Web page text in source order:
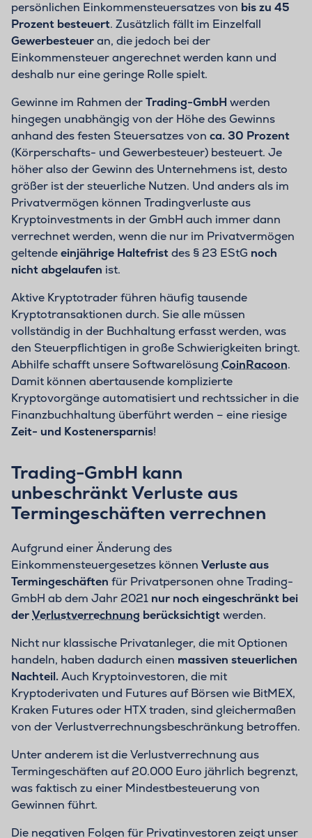
persönlichen Einkommensteuersatzes von bis zu 45
Prozent besteuert. Zusätzlich fällt im Einzelfall
Gewerbesteueran, die jedoch bei der
Einkommensteuer angerechnet werden kann und
deshalb nur eine geringe Rolle spielt.
Gewinne im Rahmen derTrading-GmbH werden
hingegen unabhängig von der Höhe des Gewinns
anhand des festen Steuersatzes von ca. 30 Prozent
(Körperschafts- und Gewerbesteuer) besteuert. Je
höher also der Gewinn des Unternehmens ist, desto
größer ist der steuerliche Nutzen. Und anders als im
Privatvermögen können Tradingverluste aus
Kryptoinvestments in der GmbH auch immer dann
verrechnet werden, wenn die nur im Privatvermögen
geltendeeinjährige Haltefristdes § 23 EStG noch
nicht abgelaufen ist.
Aktive Kryptotrader führen häufig tausende
Kryptotransaktionen durch. Sie alle müssen
vollständig in der Buchhaltung erfasst werden, was
den Steuerpflichtigen in große Schwierigkeiten bringt.
Abhilfe schafft unsere Softwarelösung CoinRacoon.
Damit können abertausende komplizierte
Kryptovorgänge automatisiert und rechtssicher in die
Finanzbuchhaltung überführt werden – eine riesige
Zeit- und Kostenersparnis!
Trading-GmbH kann
unbeschränkt Verluste aus
Termingeschäften verrechnen
Aufgrund einer Änderung des
Einkommensteuergesetzes können Verluste aus
Termingeschäften für Privatpersonen ohne Trading-
GmbH ab dem Jahr 2021 nur noch eingeschränkt bei
derVerlustverrechnung berücksichtigtwerden.
Nicht nur klassische Privatanleger, die mit Optionen
handeln, haben dadurch einen massiven steuerlichen
Nachteil.Auch Kryptoinvestoren, die mit
Kryptoderivaten und Futures auf Börsen wie BitMEX,
Kraken Futures oder HTX traden, sind gleichermaßen
von der Verlustverrechnungsbeschränkung betroffen.
Unter anderem ist die Verlustverrechnung aus
Termingeschäften auf 20.000 Euro jährlich begrenzt,
was faktisch zu einer Mindestbesteuerung von
Gewinnen führt.
Die negativen Folgen für Privatinvestoren zeigt unser